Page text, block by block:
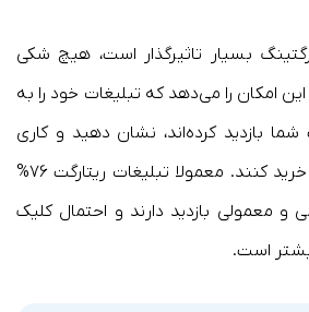
بسیار تاثیرگذار است، هیچ شکی
امکان را می‌دهد که تبلیغات خود را به
شما بازدید کرده‌اند، نشان دهید و کاری
کنید که باز هم از شما خرید کنند. معمولا تبلیغات ریتارگت ۷۶%
و معمولی بازدید دارند و احتمال کلیک
است.